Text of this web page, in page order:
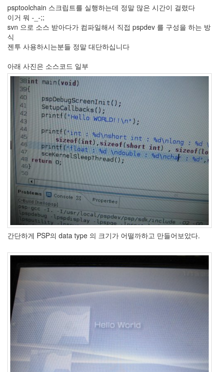
psptoolchain 스크립트를 실행하는데 정말 많은 시간이 걸렸다
이거 뭐 -_-;;
svn 으로 소스 받아다가 컴파일해서 직접 pspdev 를 구성을 하는 방
식
젠투 사용하시는분들 정말 대단하십니다
아래 사진은 소스코드 일부
간단하게 PSP의 data type 의 크기가 어떨까하고 만들어보았다.